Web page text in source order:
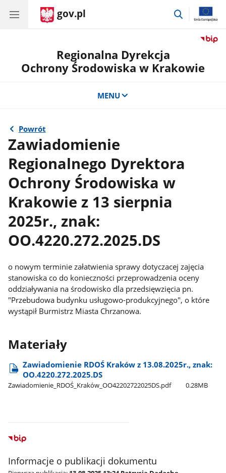
gov.pl
przejdź
Regionalna Dyrekcja
Ochrony Środowiska w Krakowie
MENU
Powrót
Zawiadomienie
Regionalnego Dyrektora
Ochrony Środowiska w
Krakowie z 13 sierpnia
2025r., znak:
OO.4220.272.2025.DS
o nowym terminie załatwienia sprawy dotyczacej zajęcia
stanowiska co do konieczności przeprowadzenia oceny
oddziaływania na środowisko dla przedsięwzięcia pn.
"Przebudowa budynku usługowo-produkcyjnego", o które
wystąpił Burmistrz Miasta Chrzanowa.
Materiały
Zawiadomienie RDOŚ Kraków z 13.08.2025r., znak:
OO.4220.272.2025.DS
Zawiadomienie​_RDOŚ​_Kraków​_OO42202722025DS.pdf 0.28MB
Informacje o publikacji dokumentu